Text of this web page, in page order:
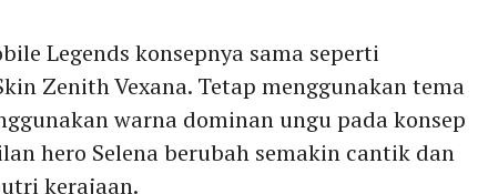
Legends konsepnya sama seperti
Zenith Vexana. Tetap menggunakan tema
warna dominan ungu pada konsep
hero Selena berubah semakin cantik dan
kerajaan.